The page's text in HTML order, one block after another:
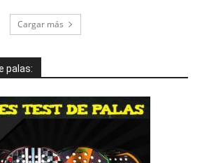
Cargar más
palas: